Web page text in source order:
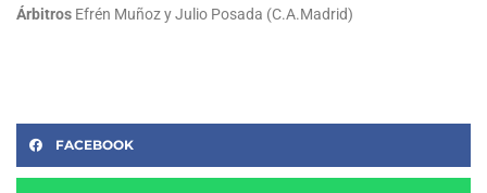
Árbitros Efrén Muñoz y Julio Posada (C.A.Madrid)
FACEBOOK